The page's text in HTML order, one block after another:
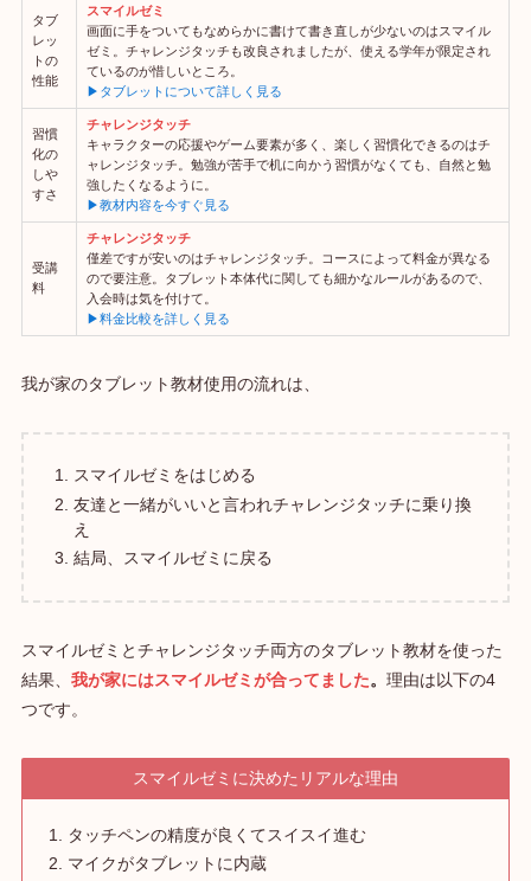
タブ
レッ
トの
性能
スマイルゼミ
画面に手をついてもなめらかに書けて書き直しが少ないのはスマイル
ゼミ。チャレンジタッチも改良されましたが、使える学年が限定され
ているのが惜しいところ。
▶タブレットについて詳しく見る
習慣
化の
しや
すさ
チャレンジタッチ
キャラクターの応援やゲーム要素が多く、楽しく習慣化できるのはチ
ャレンジタッチ。勉強が苦手で机に向かう習慣がなくても、自然と勉
強したくなるように。
▶教材内容を今すぐ見る
受講
料
チャレンジタッチ
僅差ですが安いのはチャレンジタッチ。コースによって料金が異なる
ので要注意。タブレット本体代に関しても細かなルールがあるので、
入会時は気を付けて。
▶料金比較を詳しく見る
我が家のタブレット教材使用の流れは、
スマイルゼミをはじめる
友達と一緒がいいと言われチャレンジタッチに乗り換
え
結局、スマイルゼミに戻る
スマイルゼミとチャレンジタッチ両方のタブレット教材を使った
結果、 我が家にはスマイルゼミが合ってました。 理由は以下の4
つです。
スマイルゼミに決めたリアルな理由
タッチペンの精度が良くてスイスイ進む
マイクがタブレットに内蔵